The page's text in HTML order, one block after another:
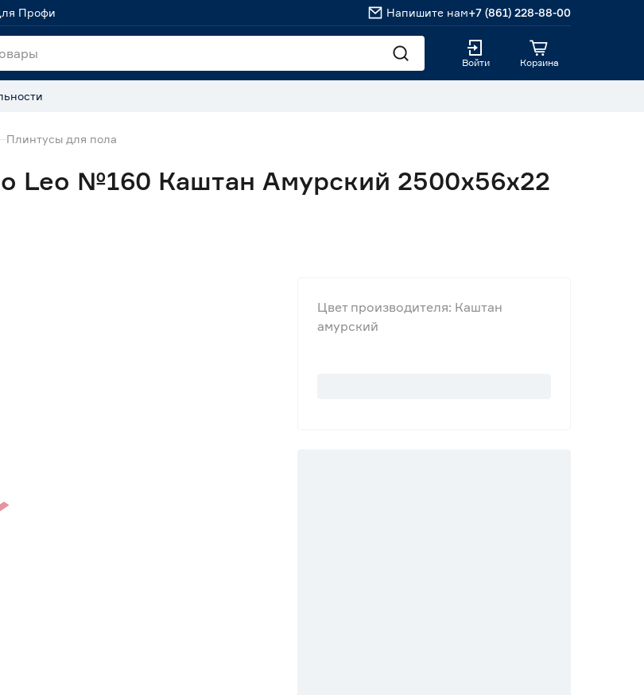
Профи Напишите нам+7 (861) 228-88-00
Войти Корзина
Плинтусы для пола
Leo №160 Каштан Амурский 2500х56х22
Цвет производителя: Каштан
амурский